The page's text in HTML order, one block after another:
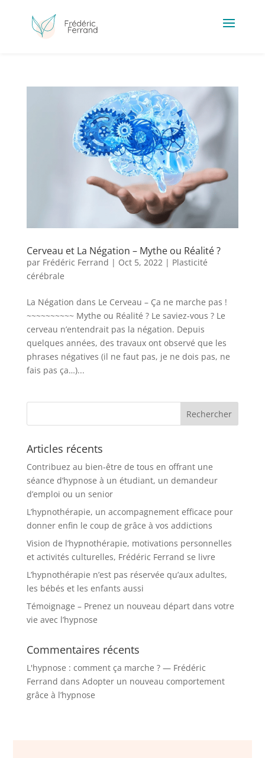
Cerveau et La Négation – Mythe ou Réalité ?
par Frédéric Ferrand | Oct 5, 2022| Plasticité
cérébrale
La Négation dans Le Cerveau – Ça ne marche pas !
~~~~~~~~~~ Mythe ou Réalité ? Le saviez-vous ? Le
cerveau n’entendrait pas la négation. Depuis
quelques années, des travaux ont observé que les
phrases négatives (il ne faut pas, je ne dois pas, ne
fais pas ça…)...
Articles récents
Contribuez au bien-être de tous en offrant une
séance d’hypnose à un étudiant, un demandeur
d’emploi ou un senior
L’hypnothérapie, un accompagnement efficace pour
donner enfin le coup de grâce à vos addictions
Vision de l’hypnothérapie, motivations personnelles
et activités culturelles, Frédéric Ferrand se livre
L’hypnothérapie n’est pas réservée qu’aux adultes,
les bébés et les enfants aussi
Témoignage – Prenez un nouveau départ dans votre
vie avec l’hypnose
Commentaires récents
L'hypnose : comment ça marche ? — Frédéric
Ferrand dans Adopter un nouveau comportement
grâce à l’hypnose